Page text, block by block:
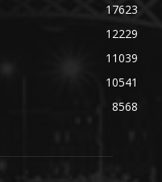
17623
12229
11039
10541
8568